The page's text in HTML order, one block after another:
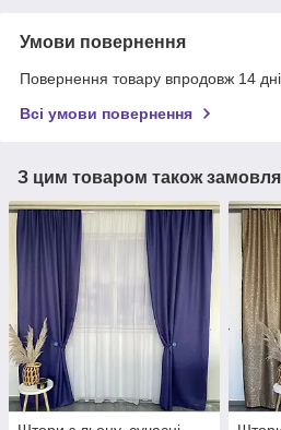
Умови повернення
Повернення товару впродовж 14
Всі умови повернення
З цим товаром також